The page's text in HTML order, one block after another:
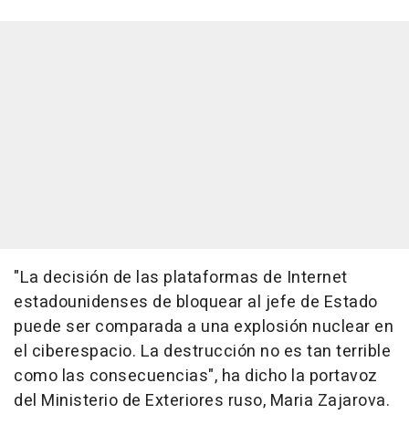
"La decisión de las plataformas de Internet
estadounidenses de bloquear al jefe de Estado
puede ser comparada a una explosión nuclear en
el ciberespacio. La destrucción no es tan terrible
como las consecuencias", ha dicho la portavoz
del Ministerio de Exteriores ruso, Maria Zajarova.